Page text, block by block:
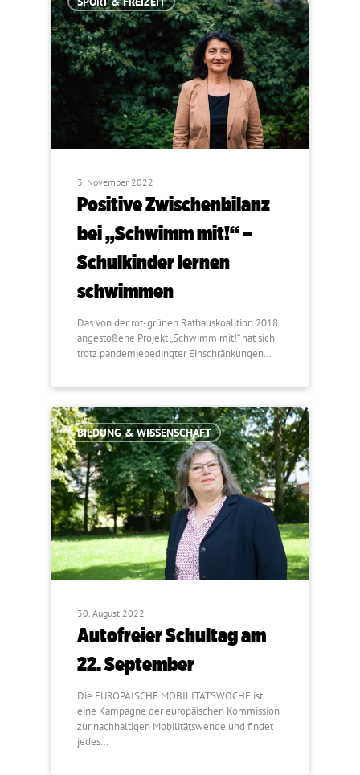
3. November 2022
Positive Zwischenbilanz
bei „Schwimm mit!“ –
Schulkinder lernen
schwimmen
Das von der rot-grünen Rathauskoalition 2018
angestoßene Projekt „Schwimm mit!“ hat sich
trotz pandemiebedingter Einschränkungen…
BILDUNG & WISSENSCHAFT
30. August 2022
Autofreier Schultag am
22. September
Die EUROPÄISCHE MOBILITÄTSWOCHE ist
eine Kampagne der europäischen Kommission
zur nachhaltigen Mobilitätswende und findet
jedes…